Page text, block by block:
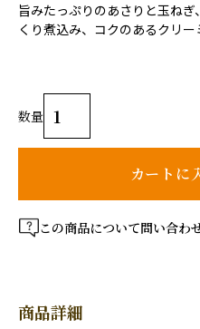
旨みたっぷりのあさりと玉ね
くり煮込み、コクのあるクリー
カートに
この商品について問い合わ
商品詳細